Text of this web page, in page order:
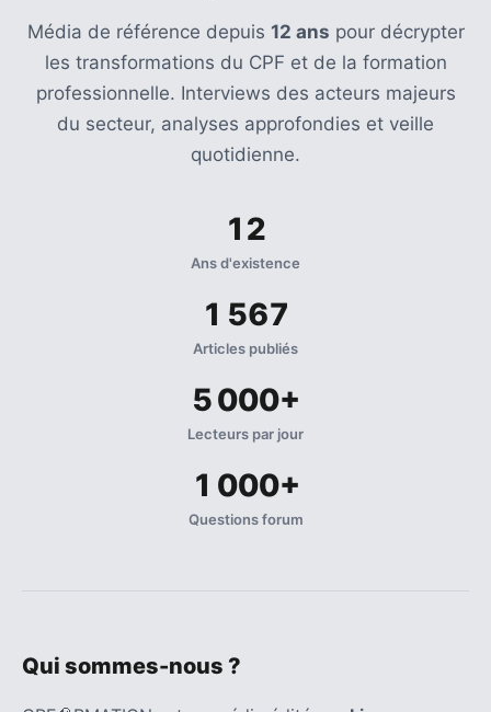
Média de référence depuis 12 ans pour décrypter
les transformations du CPF et de la formation
professionnelle. Interviews des acteurs majeurs
du secteur, analyses approfondies et veille
quotidienne.
12
Ans d'existence
1 567
Articles publiés
5 000+
Lecteurs par jour
1 000+
Questions forum
Qui sommes-nous ?